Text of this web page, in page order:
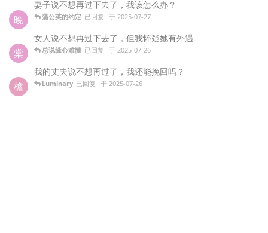
晚
妻子说不想再过下去了，我该怎么办？
蒲公英的约定 已回复 于 2025-07-27
棠
女人说不想再过下去了，但我怀疑她有外遇
总说缘心难懂 已回复 于 2025-07-26
檐
我的丈夫说不想再过了，我还能挽回吗？
Luminary 已回复 于 2025-07-26